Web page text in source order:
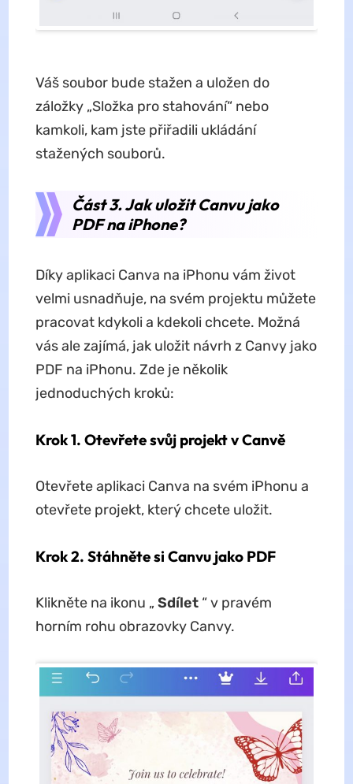
Váš soubor bude stažen a uložen do
záložky „Složka pro stahování“ nebo
kamkoli, kam jste přiřadili ukládání
stažených souborů.
Část 3. Jak uložit Canvu jako
PDF na iPhone?
Díky aplikaci Canva na iPhonu vám život
velmi usnadňuje, na svém projektu můžete
pracovat kdykoli a kdekoli chcete. Možná
vás ale zajímá, jak uložit návrh z Canvy jako
PDF na iPhonu. Zde je několik
jednoduchých kroků:
Krok 1. Otevřete svůj projekt v Canvě
Otevřete aplikaci Canva na svém iPhonu a
otevřete projekt, který chcete uložit.
Krok 2. Stáhněte si Canvu jako PDF
Klikněte na ikonu „ Sdílet“ v pravém
horním rohu obrazovky Canvy.